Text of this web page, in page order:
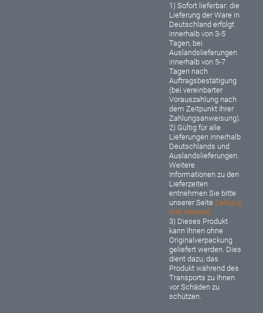
1) Sofort lieferbar: die
Lieferung der Ware in
Deutschland erfolgt
innerhalb von 3-5
Tagen, bei
Auslandslieferungen
innerhalb von 5-7
Tagen nach
Auftragsbestätigung
(bei vereinbarter
Vorauszahlung nach
dem Zeitpunkt Ihrer
Zahlungsanweisung).
2) Gültig für alle
Lieferungen innerhalb
Deutschlands und
Auslandslieferungen.
Weitere
Informationen zu den
Lieferzeiten
entnehmen Sie bitte
unserer SeiteZahlung
und Versand
3) Dieses Produkt
kann Ihnen ohne
Originalverpackung
geliefert werden. Dies
dient dazu, das
Produkt während des
Transports zu Ihnen
vor Schäden zu
schützen.